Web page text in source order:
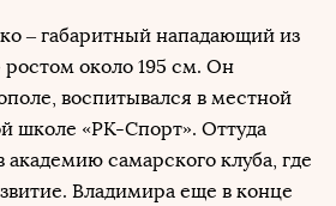
– габаритный нападающий из
ростом около 195 см. Он
воспитывался в местной
школе «РК-Спорт». Оттуда
академию самарского клуба, где
Владимира еще в конце